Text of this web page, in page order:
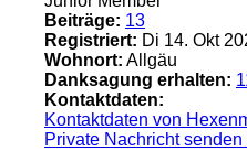
Beiträge: 13
Registriert: Di 14. Okt
Wohnort: Allgäu
Danksagung erhalten:
Kontaktdaten:
Kontaktdaten von
Private Nachricht senden